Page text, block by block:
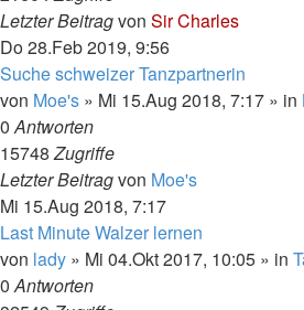
Letzter Beitragvon Sir Charles
Do 28.Feb 2019, 9:56
Suche schweizer Tanzpartnerin
von Moe's » Mi 15.Aug 2018, 7:17 » in
0Antworten
15748Zugriffe
Letzter Beitragvon Moe's
Mi 15.Aug 2018, 7:17
Last Minute Walzer lernen
von lady » Mi 04.Okt 2017, 10:05 » in
0Antworten